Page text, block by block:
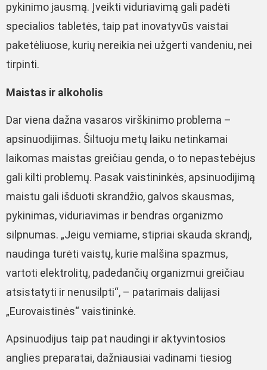
pykinimo jausmą. Įveikti viduriavimą gali padėti
specialios tabletės, taip pat inovatyvūs vaistai
paketėliuose, kurių nereikia nei užgerti vandeniu, nei
tirpinti.
Maistas ir alkoholis
Dar viena dažna vasaros virškinimo problema –
apsinuodijimas. Šiltuoju metų laiku netinkamai
laikomas maistas greičiau genda, o to nepastebėjus
gali kilti problemų. Pasak vaistininkės, apsinuodijimą
maistu gali išduoti skrandžio, galvos skausmas,
pykinimas, viduriavimas ir bendras organizmo
silpnumas. „Jeigu vemiame, stipriai skauda skrandį,
naudinga turėti vaistų, kurie malšina spazmus,
vartoti elektrolitų, padedančių organizmui greičiau
atsistatyti ir nenusilpti“, – patarimais dalijasi
„Eurovaistinės“ vaistininkė.
Apsinuodijus taip pat naudingi ir aktyvintosios
anglies preparatai, dažniausiai vadinami tiesiog